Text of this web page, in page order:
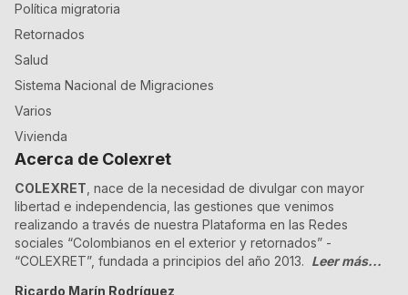
Política migratoria
Retornados
Salud
Sistema Nacional de Migraciones
Varios
Vivienda
Acerca de Colexret
COLEXRET , nace de la necesidad de divulgar con mayor
libertad e independencia, las gestiones que venimos
realizando a través de nuestra Plataforma en las Redes
sociales “Colombianos en el exterior y retornados” -
“COLEXRET”, fundada a principios del año 2013. Leer más...
Ricardo Marín Rodríguez